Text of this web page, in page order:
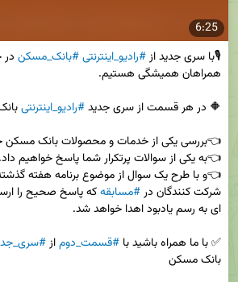
6:25
🎙با سری جدید از #رادیو_اینترنتی#بانک_مسکن
🔶 در هر قسمت از سری جدید #رادیو_اینترنتی
شرکت کنندگان در #مسابقه که پاسخ صحیح را
✅ با ما همراه باشید با #قسمت_دوم از